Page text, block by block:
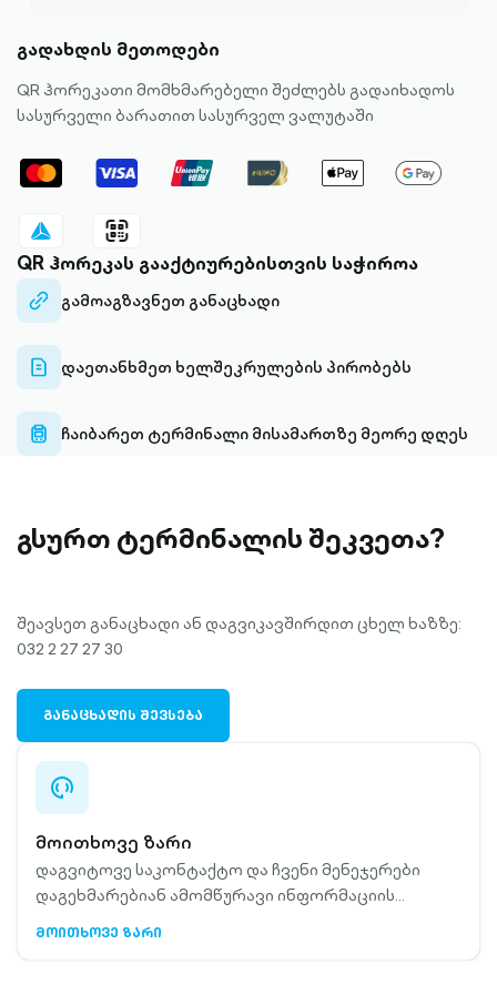
გადახდის მეთოდები
QR ჰორეკათი მომხმარებელი შეძლებს გადაიხადოს
სასურველი ბარათით სასურველ ვალუტაში
QR ჰორეკას გააქტიურებისთვის საჭიროა
link-
diagonal-
გამოაგზავნეთ განაცხადი
file-
outlined
დაეთანხმეთ ხელშეკრულების პირობებს
pos-
terminal
ჩაიბარეთ ტერმინალი მისამართზე მეორე დღეს
გსურთ ტერმინალის შეკვეთა?
შეავსეთ განაცხადი ან დაგვიკავშირდით ცხელ ხაზზე:
032 2 27 27 30
ᲒᲐᲜᲐᲪᲮᲐᲓᲘᲡ ᲨᲔᲕᲡᲔᲑᲐ
support-
outlined
მოითხოვე ზარი
დაგვიტოვე საკონტაქტო და ჩვენი მენეჯერები
დაგეხმარებიან ამომწურავი ინფორმაციის
ᲛᲝᲘᲗᲮᲝᲕᲔ ᲖᲐᲠᲘ